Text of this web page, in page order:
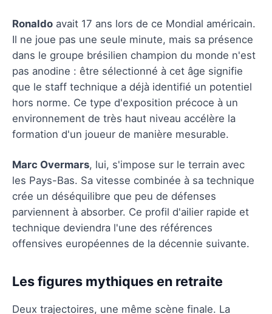
Ronaldo avait 17 ans lors de ce Mondial américain.
Il ne joue pas une seule minute, mais sa présence
dans le groupe brésilien champion du monde n'est
pas anodine : être sélectionné à cet âge signifie
que le staff technique a déjà identifié un potentiel
hors norme. Ce type d'exposition précoce à un
environnement de très haut niveau accélère la
formation d'un joueur de manière mesurable.
Marc Overmars, lui, s'impose sur le terrain avec
les Pays-Bas. Sa vitesse combinée à sa technique
crée un déséquilibre que peu de défenses
parviennent à absorber. Ce profil d'ailier rapide et
technique deviendra l'une des références
offensives européennes de la décennie suivante.
Les figures mythiques en retraite
Deux trajectoires, une même scène finale. La